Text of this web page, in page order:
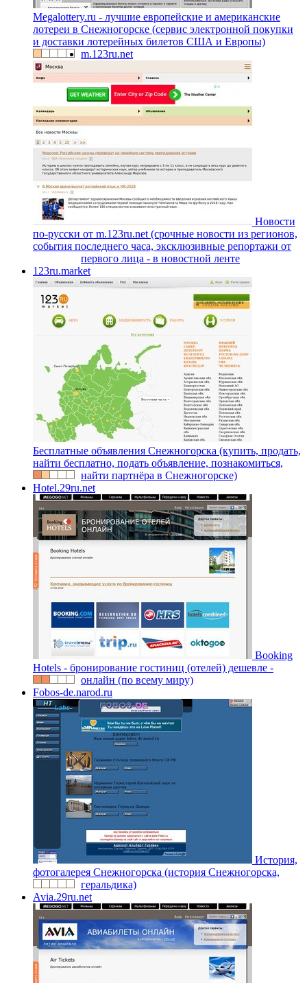
Megalottery.ru - лучшие европейские и американские
лотереи в Снежногорске (сервис электронной покупки
и доставки лотерейных билетов США и Европы)
m.123ru.net
Новости
по-русски от m.123ru.net (срочные новости из регионов,
события последнего часа, эксклюзивные репортажи от
первого лица - в новостной ленте
123ru.market
Бесплатные объявления Снежногорска (купить, продать,
найти бесплатно, подать объявление, познакомиться,
найти партнёра в Снежногорске)
Hotel.29ru.net
Booking
Hotels - бронирование гостиниц (отелей) дешевле -
онлайн (по всему миру)
Fobos-de.narod.ru
История,
фотогалерея Снежногорска (история Снежногорска,
геральдика)
Avia.29ru.net